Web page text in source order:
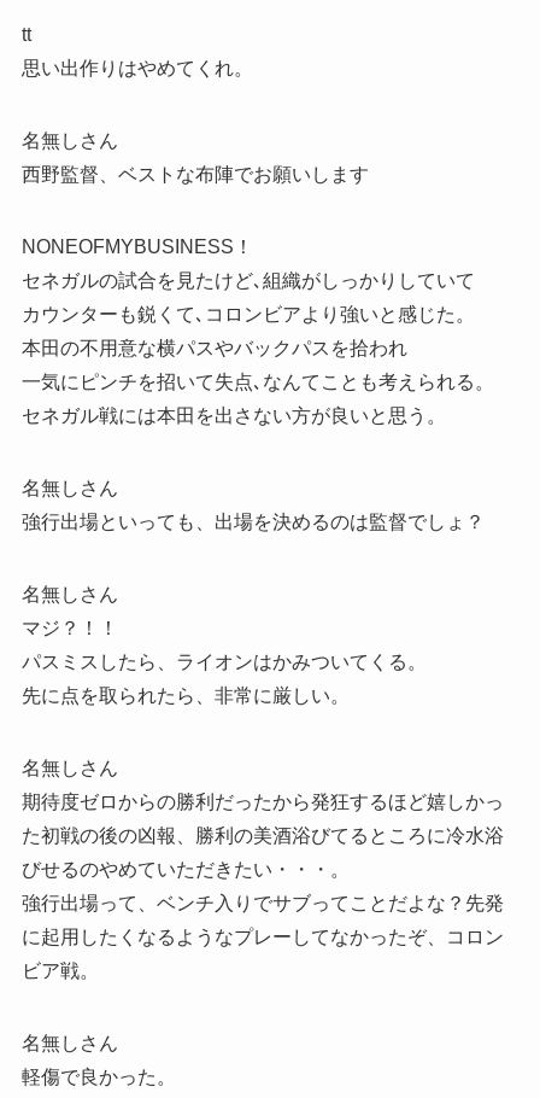
tt
思い出作りはやめてくれ。
名無しさん
西野監督、ベストな布陣でお願いします
NONEOFMYBUSINESS！
セネガルの試合を見たけど､組織がしっかりしていて
カウンターも鋭くて､コロンビアより強いと感じた。
本田の不用意な横パスやバックパスを拾われ
一気にピンチを招いて失点､なんてことも考えられる。
セネガル戦には本田を出さない方が良いと思う。
名無しさん
強行出場といっても、出場を決めるのは監督でしょ？
名無しさん
マジ？！！
パスミスしたら、ライオンはかみついてくる。
先に点を取られたら、非常に厳しい。
名無しさん
期待度ゼロからの勝利だったから発狂するほど嬉しかっ
た初戦の後の凶報、勝利の美酒浴びてるところに冷水浴
びせるのやめていただきたい・・・。
強行出場って、ベンチ入りでサブってことだよな？先発
に起用したくなるようなプレーしてなかったぞ、コロン
ビア戦。
名無しさん
軽傷で良かった。